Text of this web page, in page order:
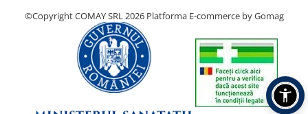
©Copyright COMAY SRL 2026 Platforma E-commerce by Gomag